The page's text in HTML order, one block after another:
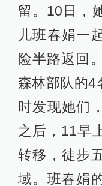
留。10日，
儿班春娟一
险半路返回
森林部队的4
时发现她们
之后，11早
转移，徒步
域。班春娟